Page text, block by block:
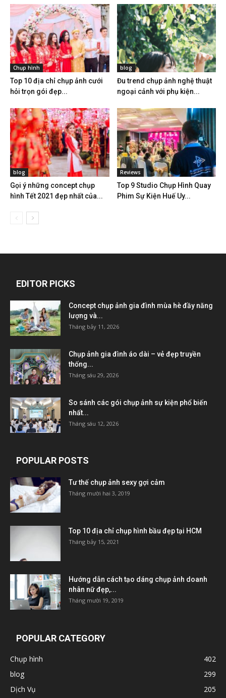
Chụp hình
Top 10 địa chỉ chụp ảnh cưới
hỏi trọn gói đẹp...
blog
Đu trend chụp ảnh nghệ thuật
ngoại cảnh với phụ kiện...
blog
Gọi ý những concept chụp
hình Tết 2021 đẹp nhất của...
Reviews
Top 9 Studio Chụp Hình Quay
Phim Sự Kiện Huế Uy...
EDITOR PICKS
Concept chụp ảnh gia đình mùa hè đầy năng
lượng và...
Tháng bảy 11, 2026
Chụp ảnh gia đình áo dài – vẻ đẹp truyền
thống...
Tháng sáu 29, 2026
So sánh các gói chụp ảnh sự kiện phổ biến
nhất...
Tháng sáu 12, 2026
POPULAR POSTS
Tư thế chụp ảnh sexy gợi cảm
Tháng mười hai 3, 2019
Top 10 địa chỉ chụp hình bầu đẹp tại HCM
Tháng bảy 15, 2021
Hướng dẫn cách tạo dáng chụp ảnh doanh
nhân nữ đẹp,...
Tháng mười 19, 2019
POPULAR CATEGORY
Chụp hình
402
blog
299
Dịch Vụ
205